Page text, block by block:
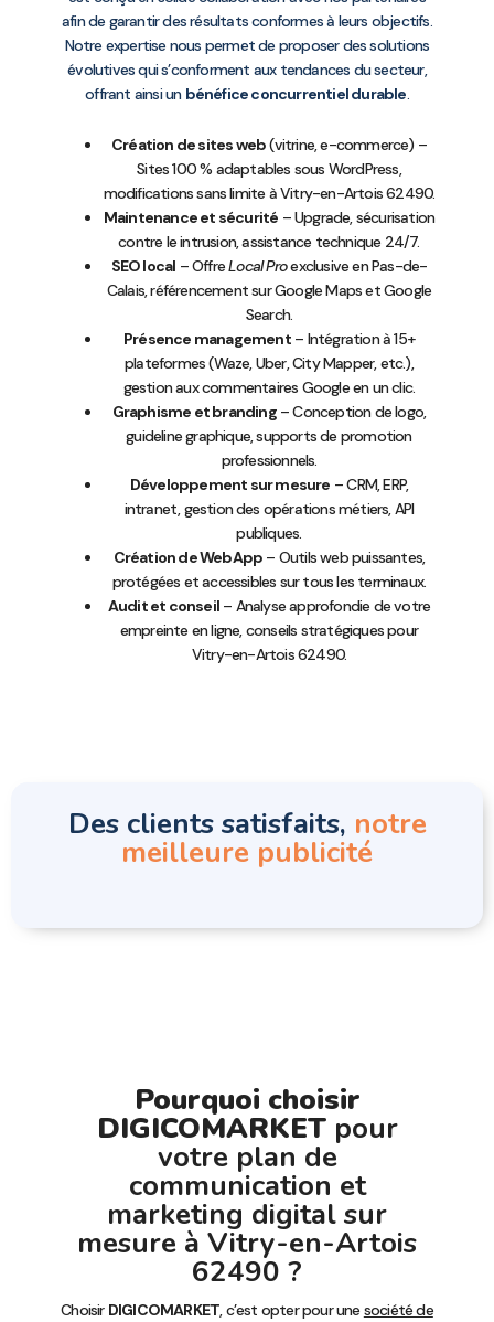
afin de garantir des résultats conformes à leurs objectifs.
Notre expertise nous permet de proposer des solutions
évolutives qui s’conforment aux tendances du secteur,
offrant ainsi un bénéfice concurrentiel durable.
Création de sites web(vitrine, e-commerce) –
Sites 100 % adaptables sous WordPress,
modifications sans limite à Vitry-en-Artois 62490.
Maintenance et sécurité – Upgrade, sécurisation
contre le intrusion, assistance technique 24/7.
SEO local – OffreLocal Proexclusive en Pas-de-
Calais, référencement sur Google Maps et Google
Search.
Présence management– Intégration à 15+
plateformes (Waze, Uber, City Mapper, etc.),
gestion aux commentaires Google en un clic.
Graphisme et branding– Conception de logo,
guideline graphique, supports de promotion
professionnels.
Développement sur mesure – CRM, ERP,
intranet, gestion des opérations métiers, API
publiques.
Création de WebApp – Outils web puissantes,
protégées et accessibles sur tous les terminaux.
Audit et conseil – Analyse approfondie de votre
empreinte en ligne, conseils stratégiques pour
Vitry-en-Artois 62490.
Des clients satisfaits, notre
meilleure publicité
Pourquoi choisir
DIGICOMARKETpour
votre plan de
communication et
marketing digital sur
mesure à Vitry-en-Artois
62490 ?
Choisir DIGICOMARKET, c’est opter pour une société de